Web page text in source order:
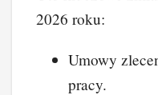
2026 roku:
Umowy
pracy.